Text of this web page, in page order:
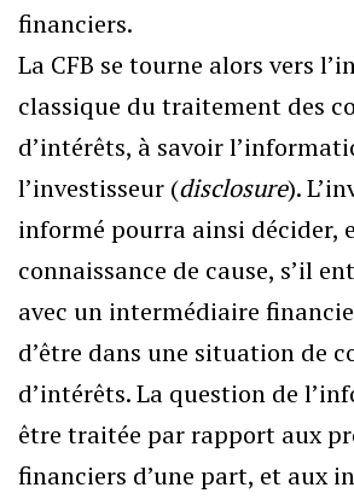
financiers.
La CFB se tourne alors vers
classique du traitement des
d’intérêts, à savoir
l’investisseur (disclosure).
informé pourra ainsi décider,
connaissance de cause, s’il
avec un intermédiaire
d’être dans une situation de
d’intérêts. La question de
être traitée par rapport aux
financiers d’une part, et aux